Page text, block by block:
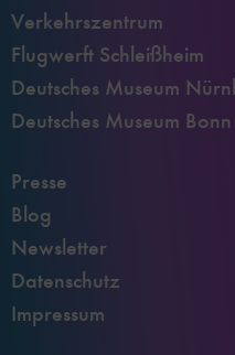
Verkehrszentrum
Flugwerft Schleißheim
Deutsches Museum
Deutsches Museum Bonn
Presse
Blog
Newsletter
Datenschutz
Impressum